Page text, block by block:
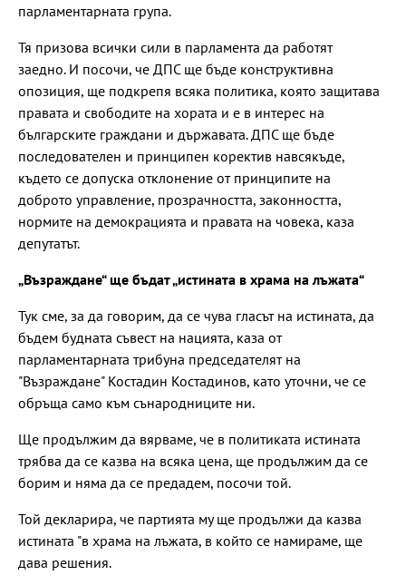
парламентарната група.
Тя призова всички сили в парламента да работят
заедно. И посочи, че ДПС ще бъде конструктивна
опозиция, ще подкрепя всяка политика, която защитава
правата и свободите на хората и е в интерес на
българските граждани и държавата. ДПС ще бъде
последователен и принципен коректив навсякъде,
където се допуска отклонение от принципите на
доброто управление, прозрачността, законността,
нормите на демокрацията и правата на човека, каза
депутатът.
„Възраждане“ ще бъдат „истината в храма на лъжата“
Тук сме, за да говорим, да се чува гласът на истината, да
бъдем будната съвест на нацията, каза от
парламентарната трибуна председателят на
"Възраждане" Костадин Костадинов, като уточни, че се
обръща само към сънародниците ни.
Ще продължим да вярваме, че в политиката истината
трябва да се казва на всяка цена, ще продължим да се
борим и няма да се предадем, посочи той.
Той декларира, че партията му ще продължи да казва
истината "в храма на лъжата, в който се намираме, ще
дава решения.